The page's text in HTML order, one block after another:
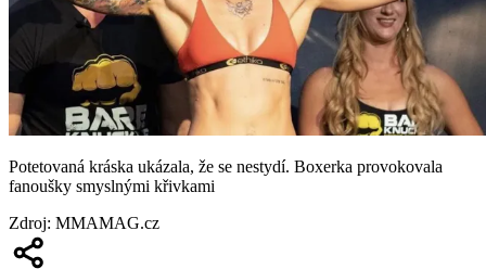
Potetovaná kráska ukázala, že se nestydí. Boxerka provokovala
fanoušky smyslnými křivkami
Zdroj: MMAMAG.cz